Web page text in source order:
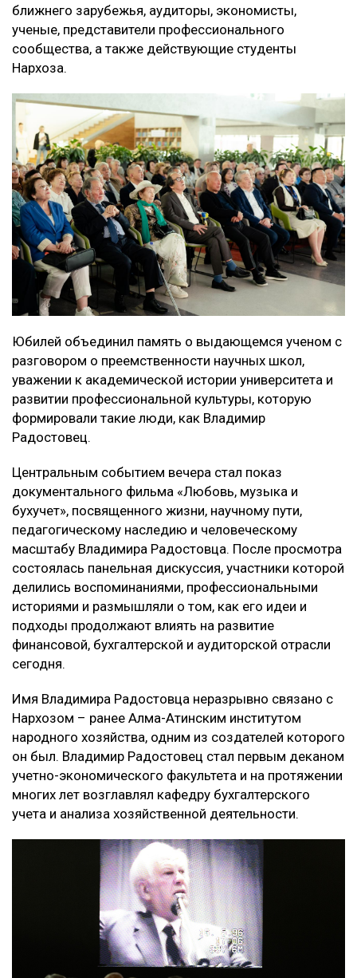
ближнего зарубежья, аудиторы, экономисты,
ученые, представители профессионального
сообщества, а также действующие студенты
Нархоза.
Юбилей объединил память о выдающемся ученом с
разговором о преемственности научных школ,
уважении к академической истории университета и
развитии профессиональной культуры, которую
формировали такие люди, как Владимир
Радостовец.
Центральным событием вечера стал показ
документального фильма «Любовь, музыка и
бухучет», посвященного жизни, научному пути,
педагогическому наследию и человеческому
масштабу Владимира Радостовца. После просмотра
состоялась панельная дискуссия, участники которой
делились воспоминаниями, профессиональными
историями и размышляли о том, как его идеи и
подходы продолжают влиять на развитие
финансовой, бухгалтерской и аудиторской отрасли
сегодня.
Имя Владимира Радостовца неразрывно связано с
Нархозом – ранее Алма-Атинским институтом
народного хозяйства, одним из создателей которого
он был. Владимир Радостовец стал первым деканом
учетно-экономического факультета и на протяжении
многих лет возглавлял кафедру бухгалтерского
учета и анализа хозяйственной деятельности.